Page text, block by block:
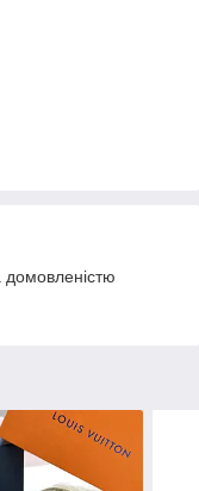
домовленістю